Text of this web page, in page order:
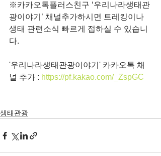
※카카오톡플러스친구 ‘우리나라생태관
광이야기’ 채널추가하시면 트레킹이나
생태 관련소식 빠르게 접하실 수 있습니
다.
'우리나라생태관광이야기' 카카오톡 채
널 추가 : https://pf.kakao.com/_ZspGC
생태관광